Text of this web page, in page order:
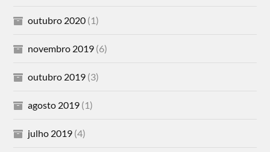
outubro 2020 (1)
novembro 2019 (6)
outubro 2019 (3)
agosto 2019 (1)
julho 2019 (4)